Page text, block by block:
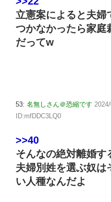
立憲案によると夫婦
つかなかったら家庭
だってw
53: 名無しさん＠恐縮です
ID:mfDDC3LQ0
>>40
そんなの絶対離婚す
夫婦別姓を選ぶ奴は
い人種なんだよ